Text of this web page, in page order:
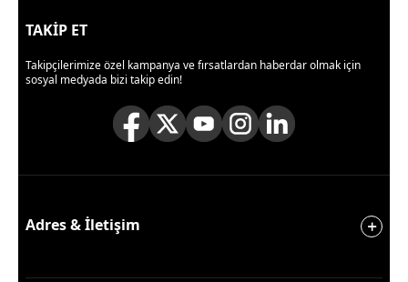
TAKİP ET
Takipçilerimize özel kampanya ve fırsatlardan haberdar olmak için
sosyal medyada bizi takip edin!
Adres & İletişim